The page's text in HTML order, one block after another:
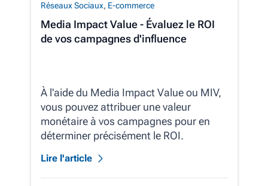
Réseaux Sociaux, E-commerce
Media Impact Value - Évaluez le ROI
de vos campagnes d'influence
À l'aide du Media Impact Value ou MIV,
vous pouvez attribuer une valeur
monétaire à vos campagnes pour en
déterminer précisément le ROI.
Lire l'article